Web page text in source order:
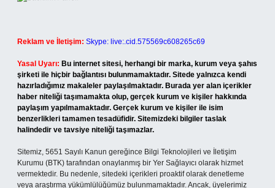
Reklam ve İletişim: Skype: live:.cid.575569c608265c69
Yasal Uyarı: Bu internet sitesi, herhangi bir marka, kurum veya şahıs
şirketi ile hiçbir bağlantısı bulunmamaktadır. Sitede yalnızca kendi
hazırladığımız makaleler paylaşılmaktadır. Burada yer alan içerikler
haber niteliği taşımamakta olup, gerçek kurum ve kişiler hakkında
paylaşım yapılmamaktadır. Gerçek kurum ve kişiler ile isim
benzerlikleri tamamen tesadüfidir. Sitemizdeki bilgiler taslak
halindedir ve tavsiye niteliği taşımazlar.
Sitemiz, 5651 Sayılı Kanun gereğince Bilgi Teknolojileri ve İletişim
Kurumu (BTK) tarafından onaylanmış bir Yer Sağlayıcı olarak hizmet
vermektedir. Bu nedenle, sitedeki içerikleri proaktif olarak denetleme
veya araştırma yükümlülüğümüz bulunmamaktadır. Ancak, üyelerimiz